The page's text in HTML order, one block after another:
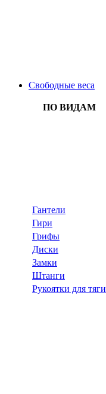
Свободные веса
ПО ВИДАМ
Гантели
Гири
Грифы
Диски
Замки
Штанги
Рукоятки для тяги